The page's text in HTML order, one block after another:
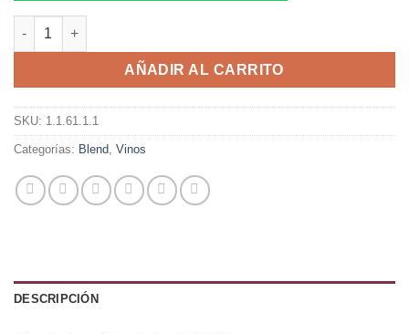
Clos De Los Sietes Blend 750 Ml. cantidad
AÑADIR AL CARRITO
SKU: 1.1.61.1.1
Categorías: Blend Vinos
DESCRIPCIÓN